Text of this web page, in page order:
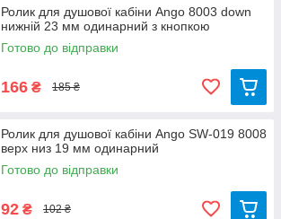
Ролик для душової кабіни Ango 8003 down
нижній 23 мм одинарний з кнопкою
Готово до відправки
166 ₴ 185 ₴
Ролик для душової кабіни Ango SW-019 8008
верх низ 19 мм одинарний
Готово до відправки
92 ₴ 102 ₴